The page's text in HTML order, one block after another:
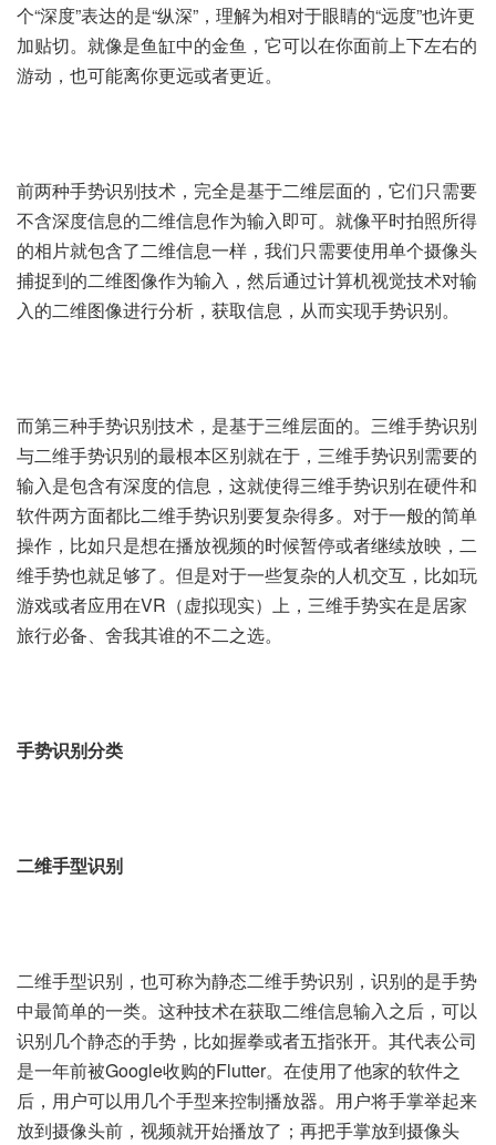
个“深度”表达的是“纵深”，理解为相对于眼睛的“远度”也许更
加贴切。就像是鱼缸中的金鱼，它可以在你面前上下左右的
游动，也可能离你更远或者更近。
前两种手势识别技术，完全是基于二维层面的，它们只需要
不含深度信息的二维信息作为输入即可。就像平时拍照所得
的相片就包含了二维信息一样，我们只需要使用单个摄像头
捕捉到的二维图像作为输入，然后通过计算机视觉技术对输
入的二维图像进行分析，获取信息，从而实现手势识别。
而第三种手势识别技术，是基于三维层面的。三维手势识别
与二维手势识别的最根本区别就在于，三维手势识别需要的
输入是包含有深度的信息，这就使得三维手势识别在硬件和
软件两方面都比二维手势识别要复杂得多。对于一般的简单
操作，比如只是想在播放视频的时候暂停或者继续放映，二
维手势也就足够了。但是对于一些复杂的人机交互，比如玩
游戏或者应用在VR（虚拟现实）上，三维手势实在是居家
旅行必备、舍我其谁的不二之选。
手势识别分类
二维手型识别
二维手型识别，也可称为静态二维手势识别，识别的是手势
中最简单的一类。这种技术在获取二维信息输入之后，可以
识别几个静态的手势，比如握拳或者五指张开。其代表公司
是一年前被Google收购的Flutter。在使用了他家的软件之
后，用户可以用几个手型来控制播放器。用户将手掌举起来
放到摄像头前，视频就开始播放了；再把手掌放到摄像头